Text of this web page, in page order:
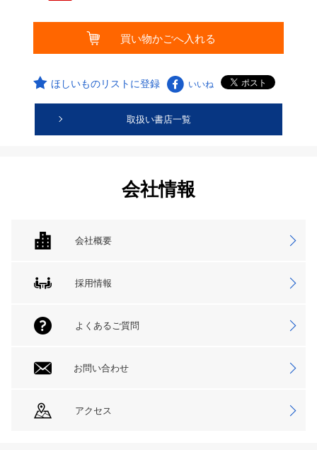
ほしいものリストに登録 いいね
取扱い書店一覧
会社情報
会社概要
採用情報
よくあるご質問
お問い合わせ
アクセス